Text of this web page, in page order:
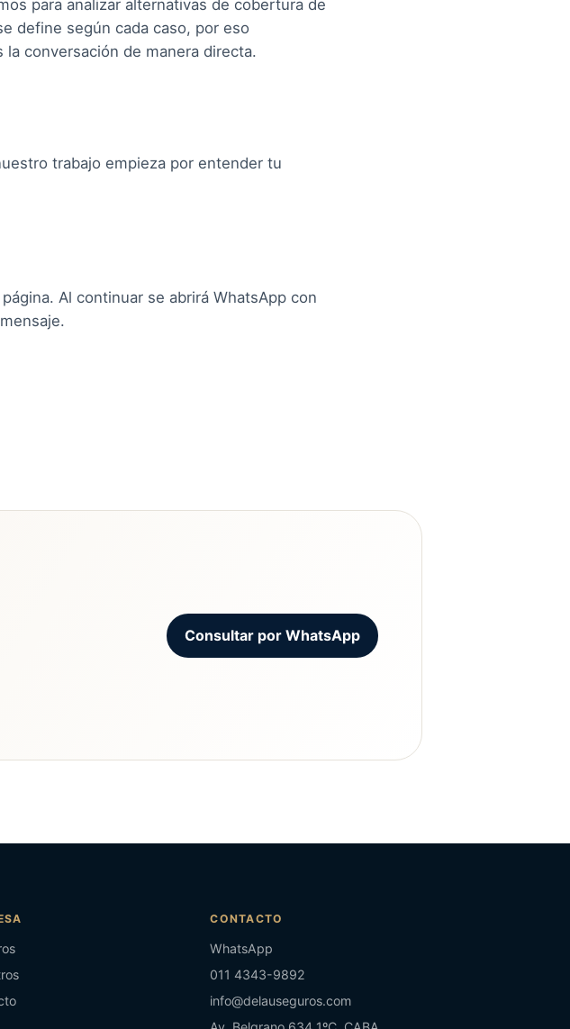
para analizar alternativas de cobertura de
define según cada caso, por eso
conversación de manera directa.
trabajo empieza por entender tu
Al continuar se abrirá WhatsApp con
Consultar por WhatsApp
CONTACTO
WhatsApp
011 4343-9892
info@delauseguros.com